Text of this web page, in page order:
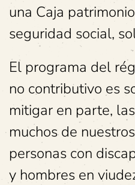
una Caja
seguridad social,
El programa del
no contributivo es
mitigar en parte,
muchos de
personas con
y hombres en